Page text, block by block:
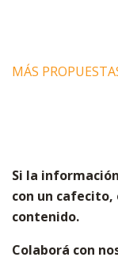
MÁS
Si la
con un cafecito,
contenido.
Colaborá con